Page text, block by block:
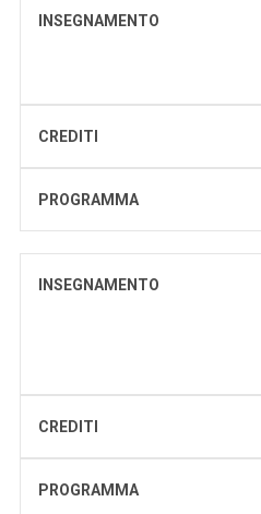
INSEGNAMENTO
CREDITI
PROGRAMMA
INSEGNAMENTO
CREDITI
PROGRAMMA